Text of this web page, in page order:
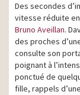
Des secondes
vitesse réduite
Bruno Aveillan.
des proches
consulte son
poignant à
ponctué de
fille, rappels